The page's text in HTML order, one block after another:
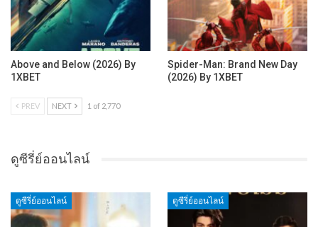
Above and Below (2026) By
1XBET
Spider-Man: Brand New Day
(2026) By 1XBET
PREV NEXT 1 of 2,770
ดูซีรี่ย์ออนไลน์
ดูซีรี่ย์ออนไลน์ ดูซีรี่ย์ออนไลน์